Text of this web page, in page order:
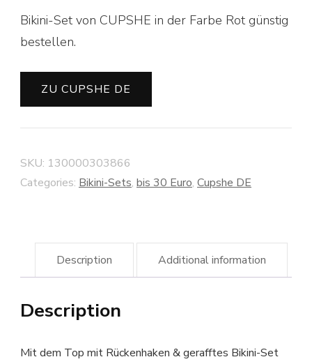
Bikini-Set von CUPSHE in der Farbe Rot günstig
bestellen.
ZU CUPSHE DE
SKU: 130000303866
Categories: Bikini-Sets, bis 30 Euro, Cupshe DE
Description Additional information
Description
Mit dem Top mit Rückenhaken & gerafftes Bikini-Set